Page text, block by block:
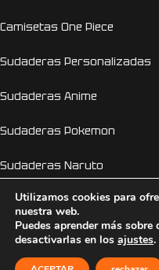
Camisetas One Piece
Sudaderas Personalizadas
Sudaderas Anime
Sudaderas Pokemon
Sudaderas Naruto
Personalizador Online
Camisetas despedida de
Utilizamos cookies para
nuestra web.
Puedes aprender más
desactivarlas en los ajustes.